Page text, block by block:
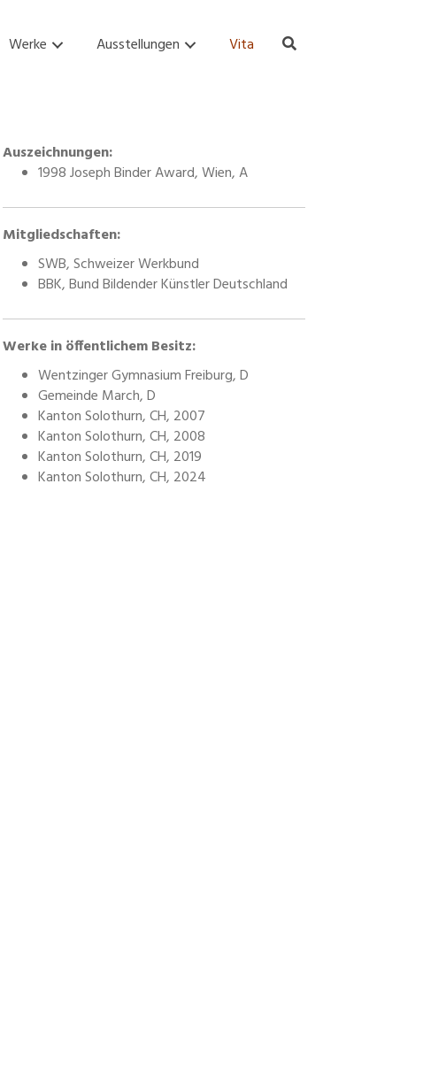
Werke Ausstellungen Vita
Auszeichnungen:
1998 Joseph Binder Award, Wien, A
Mitgliedschaften:
SWB, Schweizer Werkbund
BBK, Bund Bildender Künstler Deutschland
Werke in öffentlichem Besitz:
Wentzinger Gymnasium Freiburg, D
Gemeinde March, D
Kanton Solothurn, CH, 2007
Kanton Solothurn, CH, 2008
Kanton Solothurn, CH, 2019
Kanton Solothurn, CH, 2024